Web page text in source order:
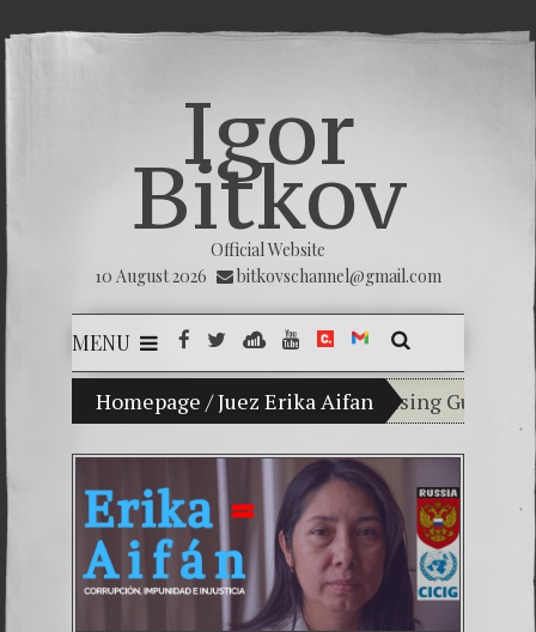
Igor
Bitkov
Official Website
10 August 2026
bitkovschannel@gmail.com
MENU
Homepage /Juez Erika Aifan
My son Vladimir Bitkov, a promising
Breaking the
(Español)
Criminality in
(Español)
7. Our